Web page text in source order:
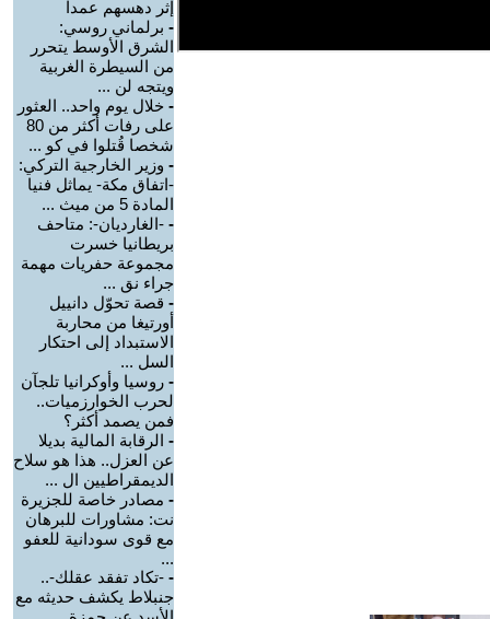
إثر دهسهم عمدا
- برلماني روسي:
الشرق الأوسط يتحرر
من السيطرة الغربية
ويتجه لن ...
- خلال يوم واحد.. العثور
على رفات أكثر من 80
شخصا قُتلوا في كو ...
- وزير الخارجية التركي:
-اتفاق مكة- يماثل فنيا
المادة 5 من ميث ...
- -الغارديان-: متاحف
بريطانيا خسرت
مجموعة حفريات مهمة
جراء نق ...
- قصة تحوّل دانييل
أورتيغا من محاربة
الاستبداد إلى احتكار
السل ...
- روسيا وأوكرانيا تلجآن
لحرب الخوارزميات..
فمن يصمد أكثر؟
- الرقابة المالية بديلا
عن العزل.. هذا هو سلاح
الديمقراطيين ال ...
- مصادر خاصة للجزيرة
نت: مشاورات للبرهان
مع قوى سودانية للعفو
...
- -تكاد تفقد عقلك-..
جنبلاط يكشف حديثه مع